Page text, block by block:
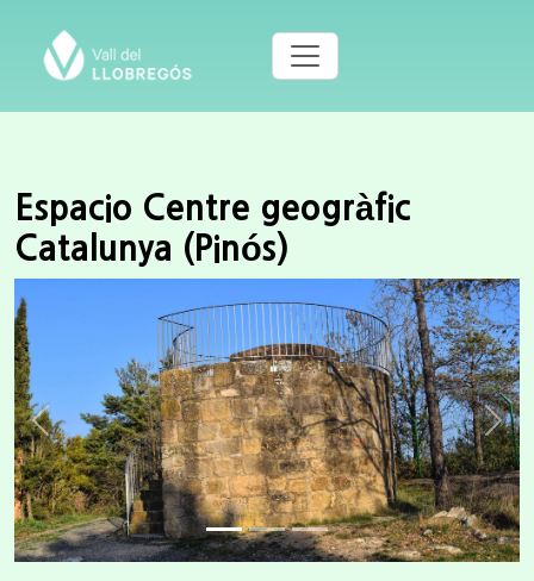
Espacio Centre geogràfic
Catalunya (Pinós)
Previous Next